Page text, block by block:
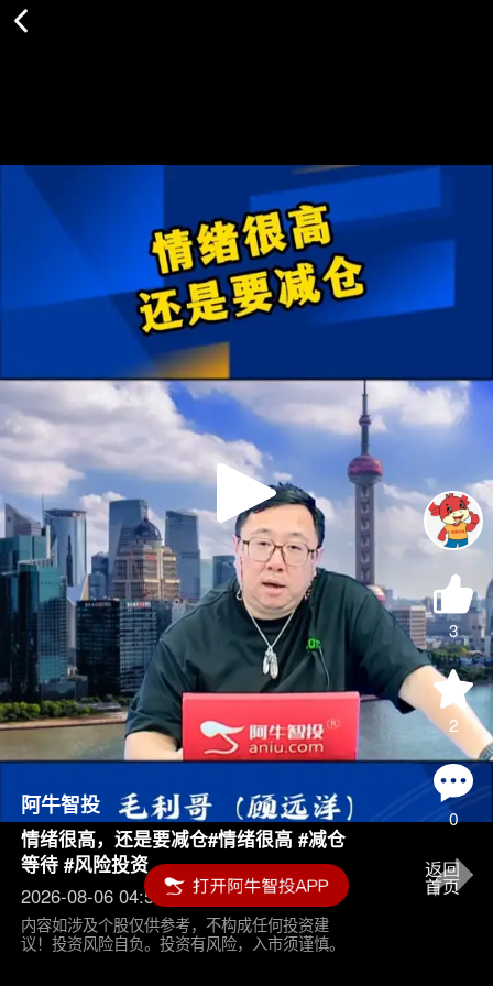
Play
Video
3
2
0
阿牛智投
情绪很高，还是要减仓#情绪很高 #减仓
等待 #风险投资
2026-08-06 04:55
内容如涉及个股仅供参考，不构成任何投资建
议！投资风险自负。投资有风险，入市须谨慎。